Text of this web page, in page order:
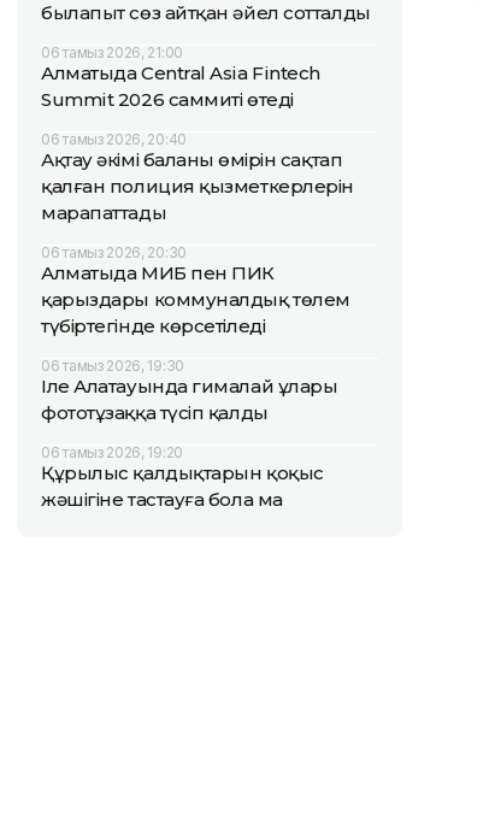
былапыт сөз айтқан әйел сотталды
06 тамыз 2026, 21:00
Алматыда Central Asia Fintech
Summit 2026 саммиті өтеді
06 тамыз 2026, 20:40
Ақтау әкімі баланың өмірін сақтап
қалған полиция қызметкерлерін
марапаттады
06 тамыз 2026, 20:30
Алматыда МИБ пен ПИК
қарыздары коммуналдық төлем
түбіртегінде көрсетіледі
06 тамыз 2026, 19:30
Іле Алатауында гималай ұлары
фототұзаққа түсіп қалды
06 тамыз 2026, 19:20
Құрылыс қалдықтарын қоқыс
жәшігіне тастауға бола ма